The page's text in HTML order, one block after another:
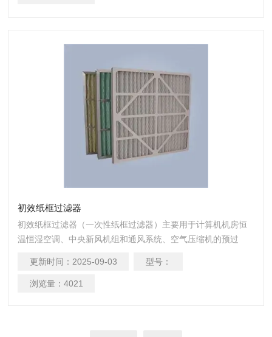
初效纸框过滤器
初效纸框过滤器（一次性纸框过滤器）主要用于计算机机房恒
温恒湿空调、中央新风机组和通风系统、空气压缩机的预过
径粉尘颗粒。
更新时间： 2025-09-03 型号：
浏览量： 4021